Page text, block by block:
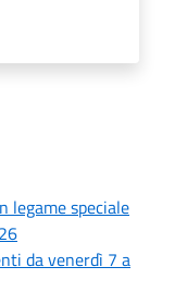
legame speciale
da venerdì 7 a